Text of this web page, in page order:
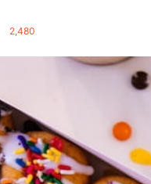
2,480